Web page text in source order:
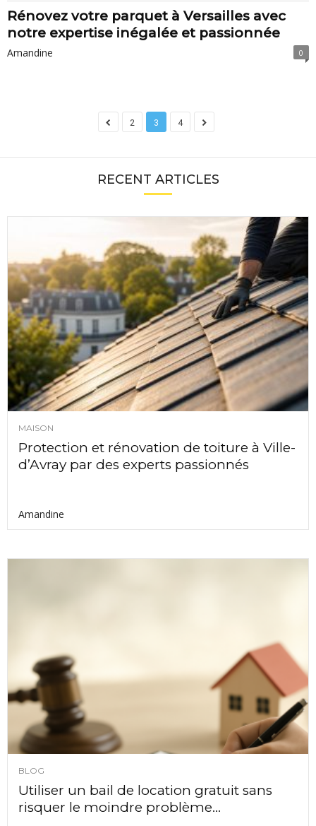
Rénovez votre parquet à Versailles avec
notre expertise inégalée et passionnée
Amandine 0
2 3 4
RECENT ARTICLES
MAISON
Protection et rénovation de toiture à Ville-
d’Avray par des experts passionnés
Amandine
BLOG
Utiliser un bail de location gratuit sans
risquer le moindre problème...